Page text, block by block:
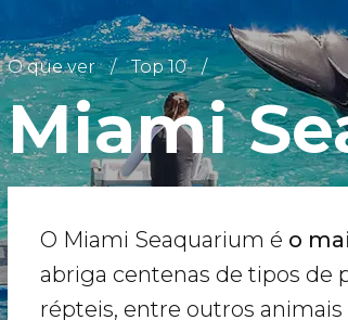
O que ver Top 10
Miami
O Miami Seaquarium é o
abriga centenas de tipos de
répteis, entre outros